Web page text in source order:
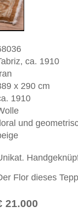
Irans. Der Name wird
Flüsse" übersetzt wird und
Quellen. Nach der
Jahre 800 gegründet.
des Landes.
werden.
was soviel bedeutet
genannt, weil es ca. im 16.
umschlossen, die von
Reihung durch weitere
Blüten
und antike Orientteppiche -